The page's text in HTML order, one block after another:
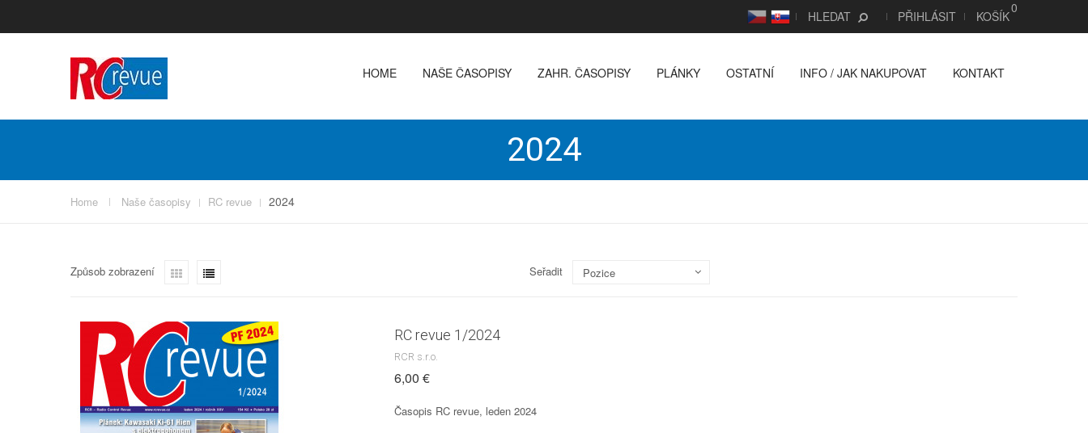
CS SK HLEDAT PŘIHLÁSIT KOŠÍK
0
HOME NAŠE ČASOPISY ZAHR. ČASOPISY PLÁNKY OSTATNÍ INFO / JAK NAKUPOVAT KONTAKT
2024
Home Naše časopisy RC revue 2024
Způsob zobrazení Seřadit Pozice
RC revue 1/2024
RCR s.r.o.
6,00 €
Časopis RC revue, leden 2024